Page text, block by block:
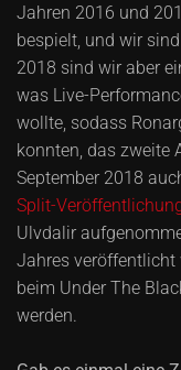
Jahren 2016 und
bespielt, und wir
2018 sind wir aber
was Live-
wollte, sodass
konnten, das zweite
September 2018
Split-
Ulvdalir
Jahres veröffentlicht
beim Under The
werden.